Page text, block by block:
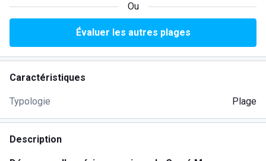
Ou
Évaluer les autres plages
Caractéristiques
Typologie Plage
Description